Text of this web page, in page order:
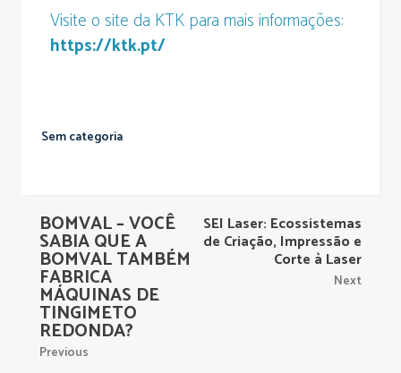
Visite o site da KTK para mais informações:
https://ktk.pt/
Sem categoria
BOMVAL – VOCÊ
SABIA QUE A
BOMVAL TAMBÉM
FABRICA
MÁQUINAS DE
TINGIMETO
REDONDA?
Previous
SEI Laser: Ecossistemas
de Criação, Impressão e
Corte à Laser
Next